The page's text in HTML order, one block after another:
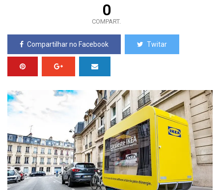
0
COMPART.
Compartilhar no Facebook Twitar